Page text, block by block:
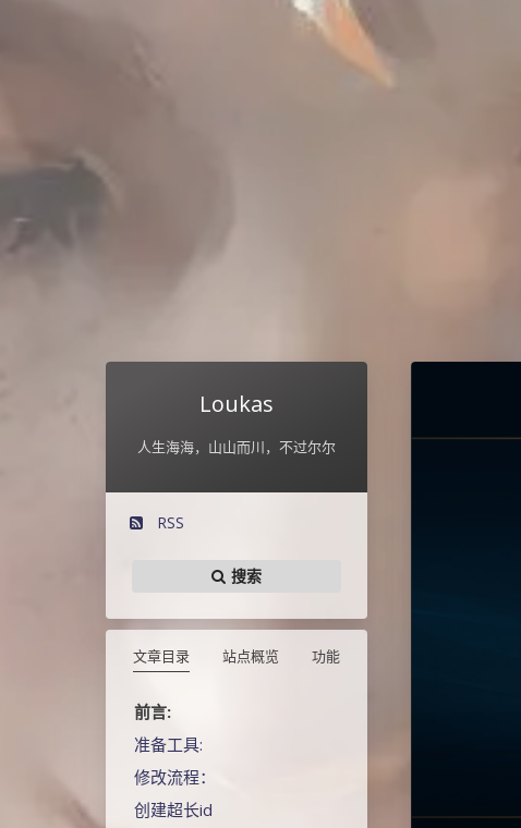
Loukas
人生海海，山山而川，不过尔尔
RSS
搜索
文章目录 站点概览 功能
前言:
准备工具:
修改流程：
创建超长id